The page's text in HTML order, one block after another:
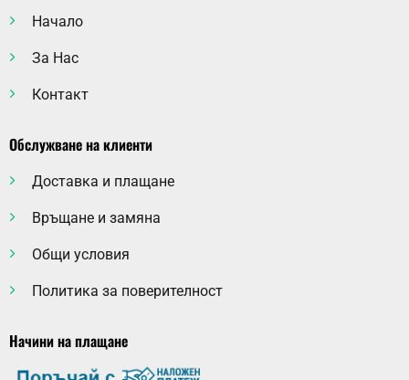
Начало
За Нас
Контакт
Обслужване на клиенти
Доставка и плащане
Връщане и замяна
Общи условия
Политика за поверителност
Начини на плащане